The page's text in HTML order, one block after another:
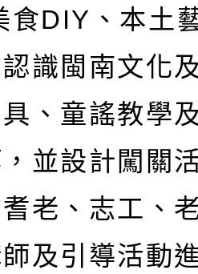
食DIY、本土
識閩南文化
、童謠教學
並設計闖關
老、志工、
及引導活動